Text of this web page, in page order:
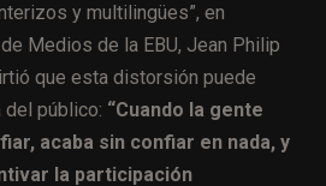
y multilingües”, en
Medios de la EBU, Jean Philip
que esta distorsión puede
del público: “Cuando la gente
acaba sin confiar en nada, y
la participación